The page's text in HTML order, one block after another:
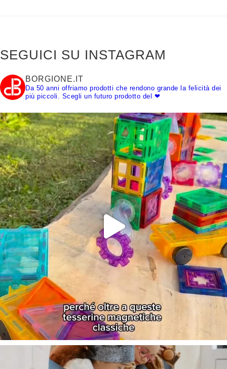
SEGUICI SU INSTAGRAM
BORGIONE.IT
Da 50 anni offriamo prodotti che rendono grande la felicità dei
più piccoli. Scegli un futuro prodotto del ❤